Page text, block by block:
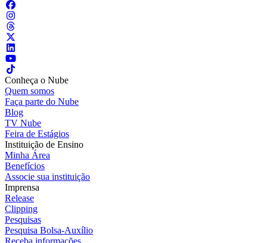
Conheça o Nube
Quem somos
Faça parte do Nube
Blog
TV Nube
Feira de Estágios
Instituição de Ensino
Minha Área
Benefícios
Associe sua instituição
Imprensa
Release
Clipping
Pesquisas
Pesquisa Bolsa-Auxílio
Receba informações